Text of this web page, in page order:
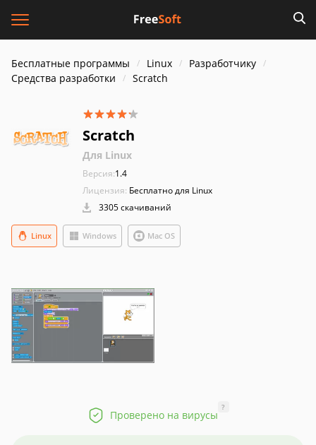
Бесплатные программы Linux
Разработчику
Средства разработки
Scratch
Scratch
Для Linux
Версия:1.4
Лицензия: Бесплатно для Linux
3305 скачиваний
Windows
Linux Mac OS
Проверено на вирусы
?